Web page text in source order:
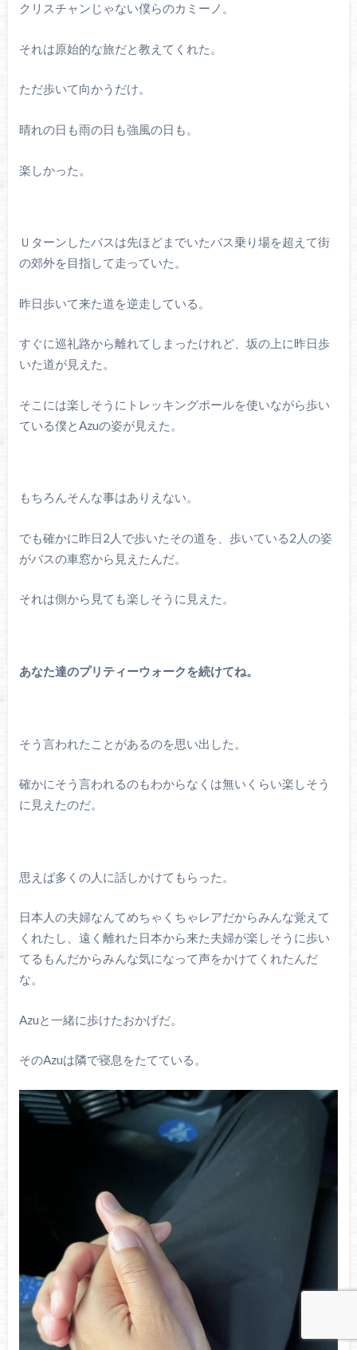
クリスチャンじゃない僕らのカミーノ。
それは原始的な旅だと教えてくれた。
ただ歩いて向かうだけ。
晴れの日も雨の日も強風の日も。
楽しかった。
Ｕターンしたバスは先ほどまでいたバス乗り場を超えて街
の郊外を目指して走っていた。
昨日歩いて来た道を逆走している。
すぐに巡礼路から離れてしまったけれど、坂の上に昨日歩
いた道が見えた。
そこには楽しそうにトレッキングポールを使いながら歩い
ている僕とAzuの姿が見えた。
もちろんそんな事はありえない。
でも確かに昨日2人で歩いたその道を、歩いている2人の姿
がバスの車窓から見えたんだ。
それは側から見ても楽しそうに見えた。
あなた達のプリティーウォークを続けてね。
そう言われたことがあるのを思い出した。
確かにそう言われるのもわからなくは無いくらい楽しそう
に見えたのだ。
思えば多くの人に話しかけてもらった。
日本人の夫婦なんてめちゃくちゃレアだからみんな覚えて
くれたし、遠く離れた日本から来た夫婦が楽しそうに歩い
てるもんだからみんな気になって声をかけてくれたんだ
な。
Azuと一緒に歩けたおかげだ。
そのAzuは隣で寝息をたてている。